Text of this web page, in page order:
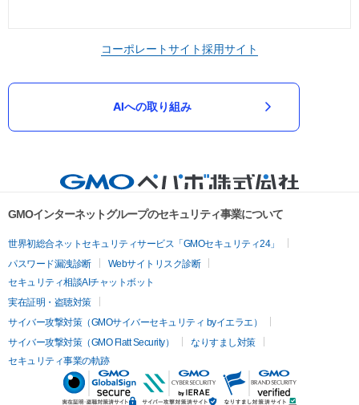
コーポレートサイト採用サイト
AIへの取り組み
GMOインターネットグループのセキュリティ事業について
世界初総合ネットセキュリティサービス「GMOセキュリティ24」
パスワード漏洩診断
Webサイトリスク診断
セキュリティ相談AIチャットボット
実在証明・盗聴対策
サイバー攻撃対策（GMOサイバーセキュリティ byイエラエ）
サイバー攻撃対策（GMO Flatt Security）
なりすまし対策
セキュリティ事業の軌跡